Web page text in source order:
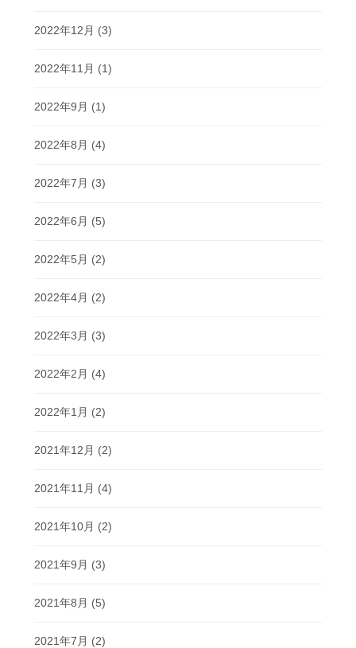
2022年12月 (3)
2022年11月 (1)
2022年9月 (1)
2022年8月 (4)
2022年7月 (3)
2022年6月 (5)
2022年5月 (2)
2022年4月 (2)
2022年3月 (3)
2022年2月 (4)
2022年1月 (2)
2021年12月 (2)
2021年11月 (4)
2021年10月 (2)
2021年9月 (3)
2021年8月 (5)
2021年7月 (2)